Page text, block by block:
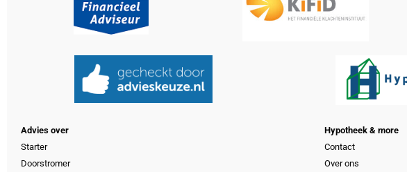
Advies over
Starter
Doorstromer
Hypotheek & more
Contact
Over ons